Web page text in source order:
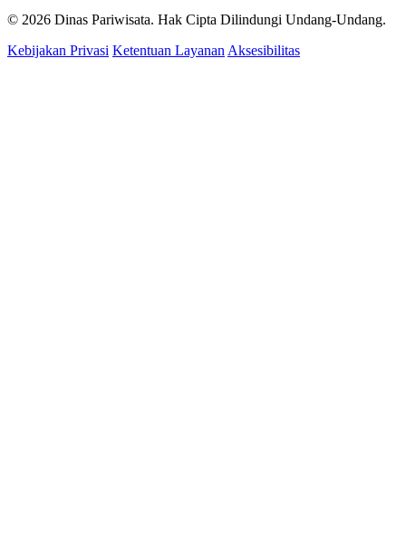
© 2026 Dinas Pariwisata. Hak Cipta Dilindungi Undang-Undang.
Kebijakan Privasi Ketentuan Layanan Aksesibilitas